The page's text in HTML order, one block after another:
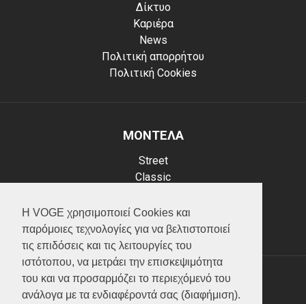
Η VOGE χρησιμοποιεί Cookies και
παρόμοιες τεχνολογίες για να βελτιστοποιεί
τις επιδόσεις και τις λειτουργίες του
ιστότοπου, να μετράει την επισκεψιμότητα
του και να προσαρμόζει το περιεχόμενό του
ανάλογα με τα ενδιαφέροντά σας (διαφήμιση).
Δίκτυο
Καριέρα
News
Πολιτική απορρήτου
Πολιτική Cookies
ΜΟΝΤΕΛΑ
Street
Classic
Scooter
ATV (Loncin)
ΥΠΗΡΕΣΙΕΣ